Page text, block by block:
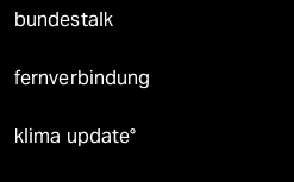
bundestalk
fernverbindung
klima update°